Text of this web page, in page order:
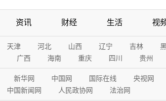
资讯 财经 生活 视
天津 河北 山西 辽宁 吉林
广西 海南 重庆 四川 贵州
新华网 中国网 国际在线 央视网
中国新闻网 人民政协网 法治网